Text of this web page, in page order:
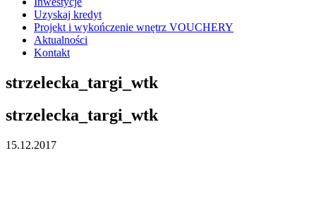
Uzyskaj kredyt
Projekt i wykończenie wnętrz VOUCHERY
Aktualności
Kontakt
strzelecka_targi_wtk
strzelecka_targi_wtk
15.12.2017